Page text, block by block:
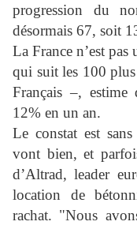
progression du
désormais 67, soit
La France n’est
qui suit les 100
Français –,
12% en un an.
Le constat est
vont bien, et
d’Altrad, leader
location de
rachat. "Nous